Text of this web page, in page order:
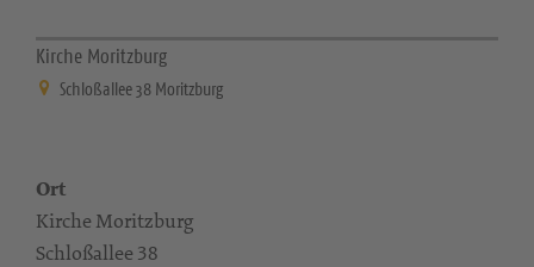
Kirche Moritzburg
Schloßallee 38 Moritzburg
Ort
Kirche Moritzburg
Schloßallee 38